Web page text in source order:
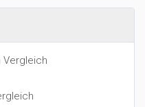
Vergleich